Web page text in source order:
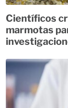
Científicos
marmotas